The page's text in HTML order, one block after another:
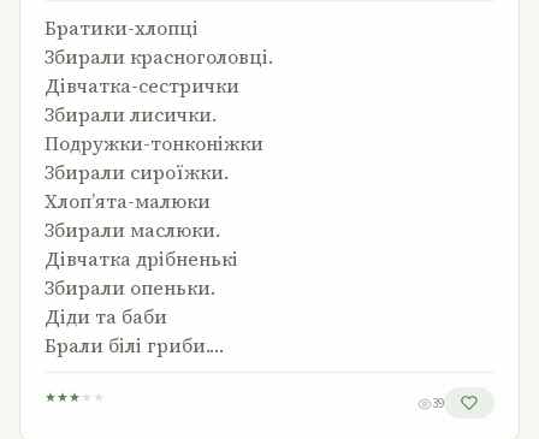
Братики-хлопці
Збирали красноголовці.
Дівчатка-сестрички
Збирали лисички.
Подружки-тонконіжки
Збирали сироїжки.
Хлоп’ята-малюки
Збирали маслюки.
Дівчатка дрібненькі
Збирали опеньки.
Діди та баби
Брали білі гриби.…
★★★ ★ ★ 39